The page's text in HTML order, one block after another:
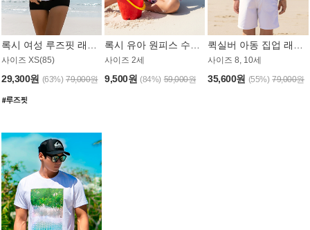
사이즈 XS(85)
29,300원 (63%) 79,000원
사이즈 2세
9,500원 (84%) 59,000원
사이즈 8, 10세
35,600원 (55%) 79,000원